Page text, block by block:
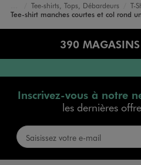
Accueil
Femme
Vêtements
Tee-shirts, Tops, Débardeurs
T-
Tee-shirt manches courtes et col rond
390
Inscrivez-vous à notre
les dernières